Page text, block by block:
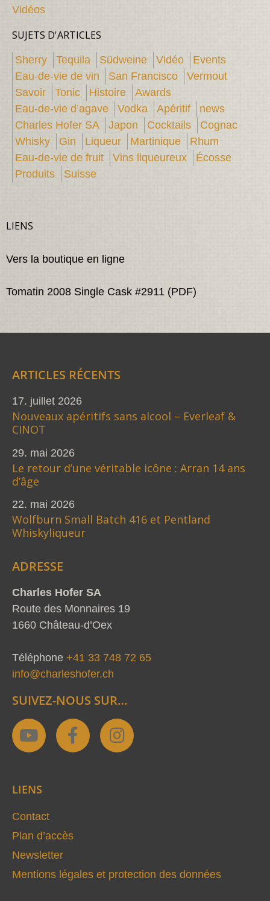
Vidéos
SUJETS D'ARTICLES
Sherry Tequila Südweine Vidéo
Events
Eau-de-vie de vin
San Francisco
Vermout
Savoir
Tonic Histoire
Awards
Eau-de-vie d’agave
Vodka Apéritif
news
Charles Hofer SA
Japon Cocktails
Cognac
Whisky
Gin Liqueur Martinique
Rhum
Eau-de-vie de fruit
Vins liqueureux
Écosse
Produits
Suisse
LIENS
Vers la boutique en ligne
Tomatin 2008 Single Cask #2911 (PDF)
ARTICLES RÉCENTS
17. juillet 2026
Nouveaux apéritifs sans alcool – Everleaf &
CINOT
29. mai 2026
Le retour d’une véritable icône : Arran 14 ans
d’âge
22. mai 2026
Wolfburn Small Batch 416 et Pentland
Whiskyliqueur
ADRESSE
Charles Hofer SA
Route des Monnaires 19
1660 Château-d’Oex
Téléphone +41 33 748 72 65
info@charleshofer.ch
SUIVEZ-NOUS SUR…
Y
o
u
b
F
a
k
f
I
n
LIENS
Contact
Plan d’accès
Newsletter
Mentions légales et protection des données